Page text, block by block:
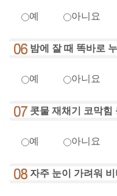
예 아니요
밤에 잘 때 똑바로
예 아니요
콧물 재채기 코막힘
예 아니요
자주 눈이 가려워